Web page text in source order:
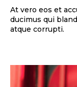
At vero eos et
ducimus qui
atque corrupti.